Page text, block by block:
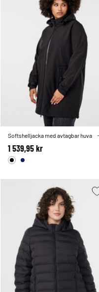
Softshelljacka med avtagbar huva
1 539,95 kr